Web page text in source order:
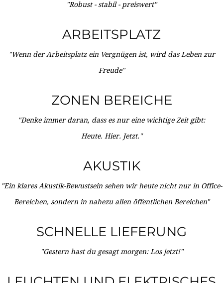
"Robust - stabil - preiswert"
ARBEITSPLATZ
"Wenn der Arbeitsplatz ein Vergnügen ist, wird das Leben zur
Freude"
ZONEN BEREICHE
"Denke immer daran, dass es nur eine wichtige Zeit gibt:
Heute. Hier. Jetzt."
AKUSTIK
"Ein klares Akustik-Bewustsein sehen wir heute nicht nur in Office-
Bereichen, sondern in nahezu allen öffentlichen Bereichen"
SCHNELLE LIEFERUNG
"Gestern hast du gesagt morgen: Los jetzt!"